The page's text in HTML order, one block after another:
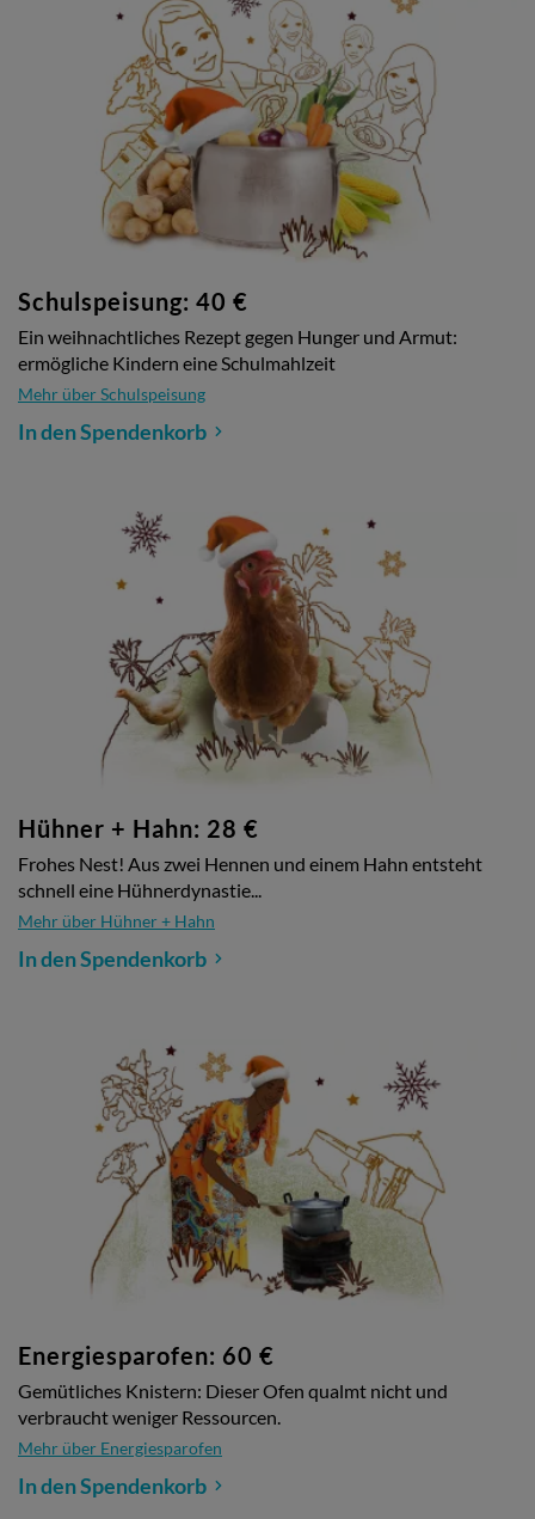
Schulspeisung: 40 €
Ein weihnachtliches Rezept gegen Hunger und Armut:
ermögliche Kindern eine Schulmahlzeit
Mehr über Schulspeisung
In den Spendenkorb
Hühner + Hahn: 28 €
Frohes Nest! Aus zwei Hennen und einem Hahn entsteht
schnell eine Hühnerdynastie...
Mehr über Hühner + Hahn
In den Spendenkorb
Energiesparofen: 60 €
Gemütliches Knistern: Dieser Ofen qualmt nicht und
verbraucht weniger Ressourcen.
Mehr über Energiesparofen
In den Spendenkorb